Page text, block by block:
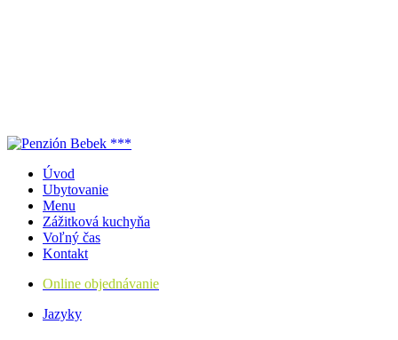
Úvod
Ubytovanie
Menu
Zážitková kuchyňa
Voľný čas
Kontakt
Online objednávanie
Jazyky